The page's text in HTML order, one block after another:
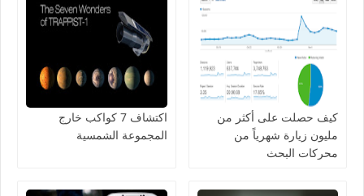
كيف حصلت على أكثر من
مليون زيارة شهرياً من
محركات البحث
اكتشاف 7 كواكب خارج
المجموعة الشمسية